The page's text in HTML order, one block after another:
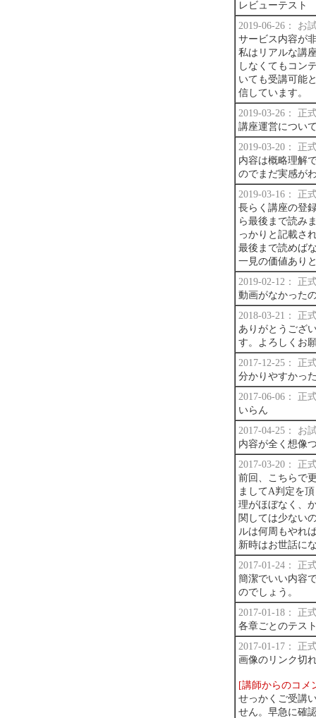
レビューテスト
2019-06-26： お
サービス内容が
私はリアルな講
しなくてもコン
いても受講可能
信しています。
2019-03-26： 正
講座運営につい
2019-03-20： 正
内容は概略理解
のでまだ実感が
2019-03-16： 正
長らく講座の登
ら最後まで読み
っかりと記載さ
最後まで読めば
一見の価値あり
2019-02-12： 正
動画がなかった
2018-03-21： 正
ありがとうござ
す。よろしくお
2017-12-25： 正
分かりやすかっ
2017-06-06： 正
いらん
2017-04-25： お
内容が全く想像
2017-03-20： 正
前回、こちらで
ましてA判定を
理がほぼなく、
関しては少ない
ルは何周もやれ
新時はお世話に
2017-01-24： 正
簡潔でいい内容
のでしょう。
2017-01-18： 正
各章ごとのテス
2017-01-17： 正
画像のリンク切
[講師からのコメ
せっかくご受講
せん。早急に確